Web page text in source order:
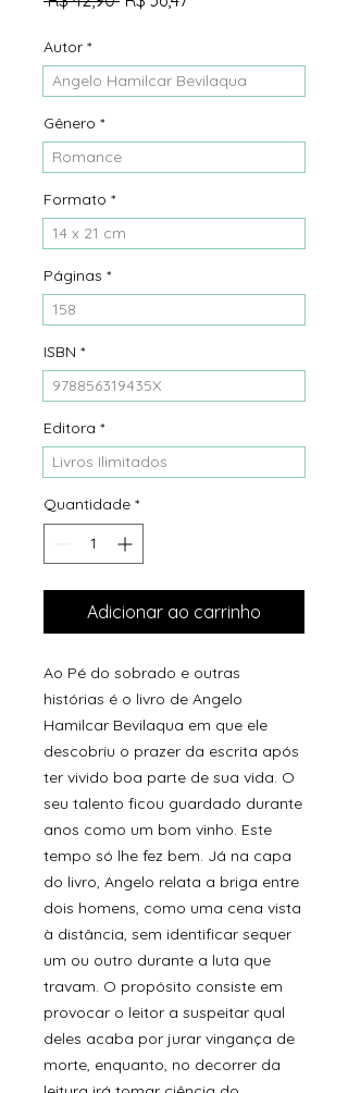
Autor *
Angelo Hamilcar Bevilaqua
Gênero *
Romance
Formato *
14 x 21 cm
Páginas *
158
ISBN *
978856319435X
Editora *
Livros Ilimitados
Quantidade *
Adicionar ao carrinho
Ao Pé do sobrado e outras
histórias é o livro de Angelo
Hamilcar Bevilaqua em que ele
descobriu o prazer da escrita após
ter vivido boa parte de sua vida. O
seu talento ficou guardado durante
anos como um bom vinho. Este
tempo só lhe fez bem. Já na capa
do livro, Angelo relata a briga entre
dois homens, como uma cena vista
à distância, sem identificar sequer
um ou outro durante a luta que
travam. O propósito consiste em
provocar o leitor a suspeitar qual
deles acaba por jurar vingança de
morte, enquanto, no decorrer da